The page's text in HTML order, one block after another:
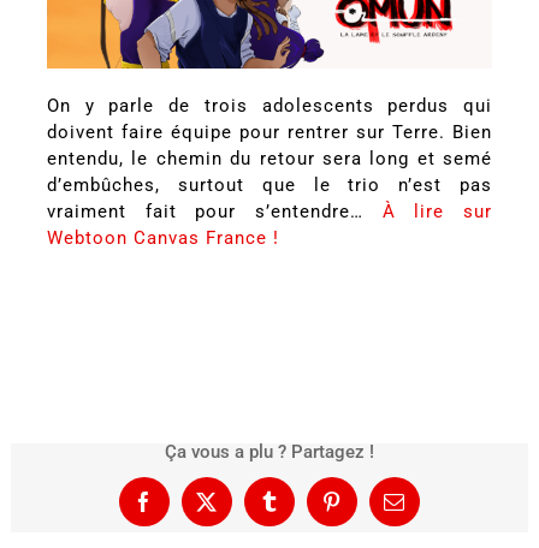
On y parle de trois adolescents perdus qui
doivent faire équipe pour rentrer sur Terre. Bien
entendu, le chemin du retour sera long et semé
d’embûches, surtout que le trio n’est pas
vraiment fait pour s’entendre… À lire sur
Webtoon Canvas France !
Ça vous a plu ? Partagez !
Facebook
X TumblrPinterestEmail